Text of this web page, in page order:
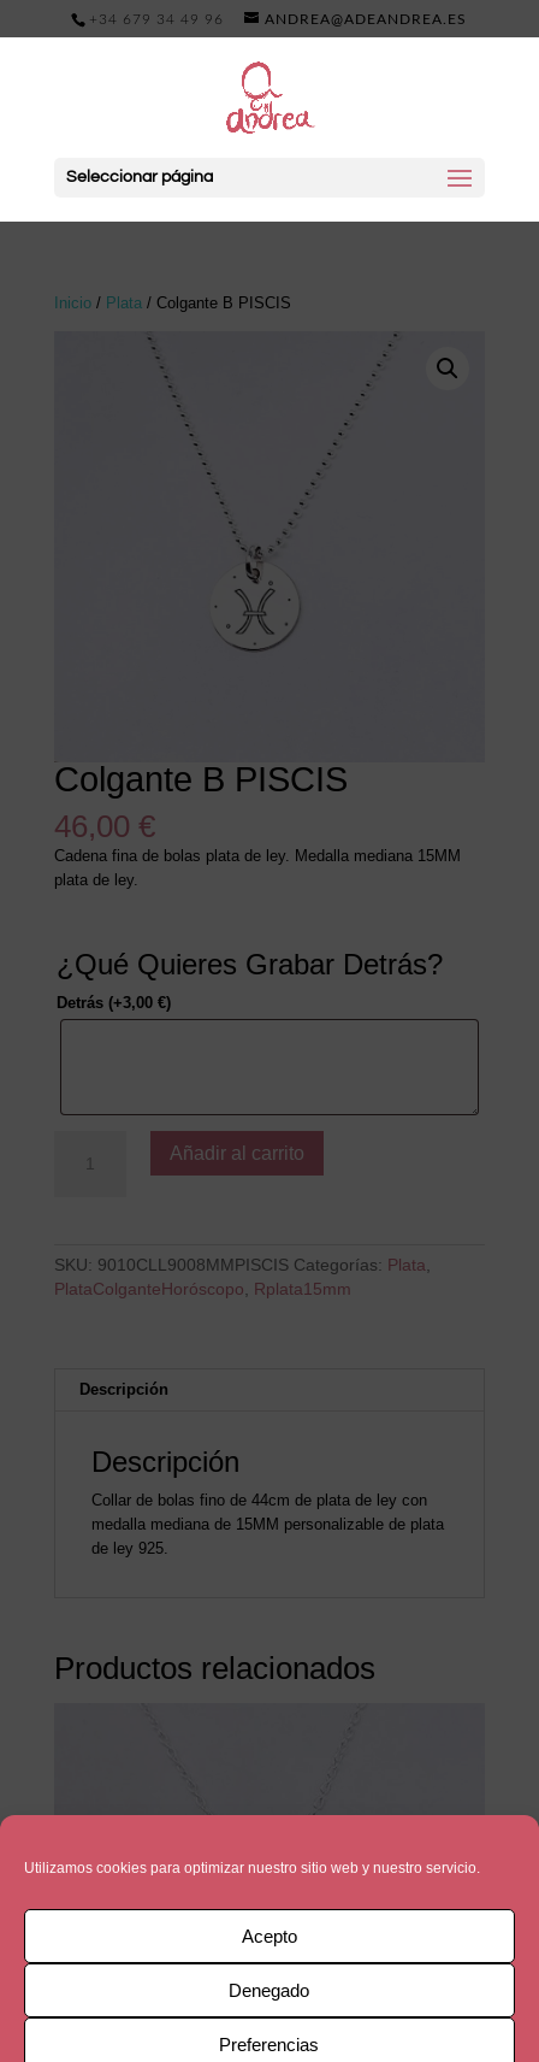
Utilizamos cookies para optimizar nuestro sitio web y nuestro servicio.
Acepto
Denegado
Preferencias
+34 679 34 49 96 ANDREA@ADEANDREA.ES
Seleccionar página
Inicio/ Plata/ Colgante B PISCIS
Colgante B PISCIS
46,00 €
Cadena fina de bolas plata de ley. Medalla mediana 15MM
plata de ley.
¿Qué Quieres Grabar Detrás?
Detrás (+3,00 €)
Añadir al carrito
SKU: 9010CLL9008MMPISCIS Categorías: Plata,
PlataColganteHoróscopo, Rplata15mm
Descripción
Descripción
Collar de bolas fino de 44cm de plata de ley con
medalla mediana de 15MM personalizable de plata
de ley 925.
Productos relacionados